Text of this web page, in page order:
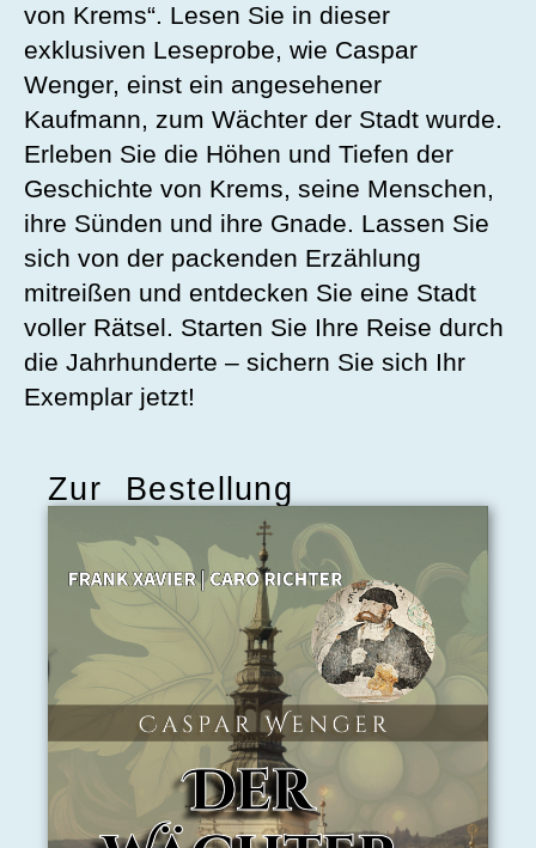
von Krems“. Lesen Sie in dieser
exklusiven Leseprobe, wie Caspar
Wenger, einst ein angesehener
Kaufmann, zum Wächter der Stadt wurde.
Erleben Sie die Höhen und Tiefen der
Geschichte von Krems, seine Menschen,
ihre Sünden und ihre Gnade. Lassen Sie
sich von der packenden Erzählung
mitreißen und entdecken Sie eine Stadt
voller Rätsel. Starten Sie Ihre Reise durch
die Jahrhunderte – sichern Sie sich Ihr
Exemplar jetzt!
Zur Bestellung